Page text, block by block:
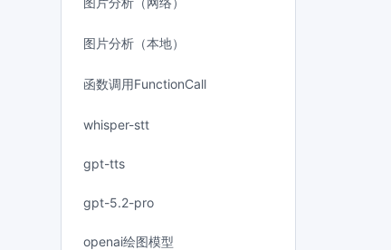
图片分析（本地）
函数调用FunctionCall
whisper-stt
gpt-tts
gpt-5.2-pro
openai绘图模型